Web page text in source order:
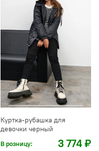
Куртка-рубашка для
девочки черный
В розницу: 3 774 ₽